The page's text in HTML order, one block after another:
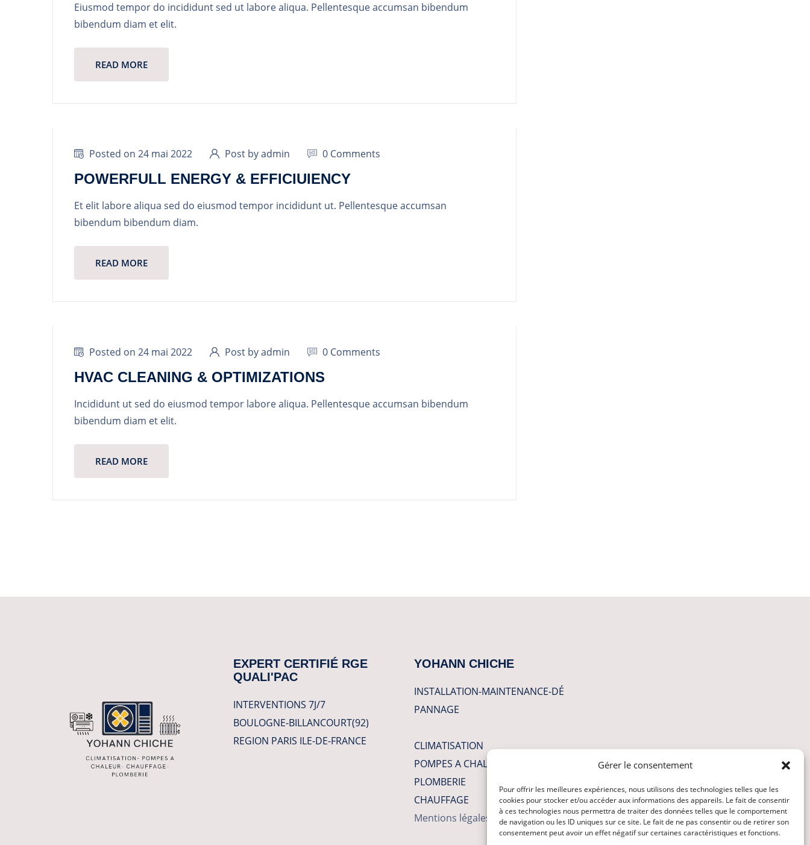
Gérer le consentement
Pour offrir les meilleures expériences, nous utilisons des technologies telles que les
cookies pour stocker et/ou accéder aux informations des appareils. Le fait de consentir
à ces technologies nous permettra de traiter des données telles que le comportement
de navigation ou les ID uniques sur ce site. Le fait de ne pas consentir ou de retirer son
consentement peut avoir un effet négatif sur certaines caractéristiques et fonctions.
Eiusmod tempor do incididunt sed ut labore aliqua. Pellentesque accumsan bibendum
bibendum diam et elit.
READ MORE
Posted on 24 mai 2022 Post by admin 0 Comments
POWERFULL ENERGY & EFFICIUIENCY
Et elit labore aliqua sed do eiusmod tempor incididunt ut. Pellentesque accumsan
bibendum bibendum diam.
READ MORE
Posted on 24 mai 2022 Post by admin 0 Comments
HVAC CLEANING & OPTIMIZATIONS
Incididunt ut sed do eiusmod tempor labore aliqua. Pellentesque accumsan bibendum
bibendum diam et elit.
READ MORE
EXPERT CERTIFIÉ RGE
QUALI'PAC
INTERVENTIONS 7J/7
BOULOGNE-BILLANCOURT(92)
REGION PARIS ILE-DE-FRANCE
YOHANN CHICHE
INSTALLATION-MAINTENANCE-DÉ
PANNAGE
CLIMATISATION
POMPES A CHALEUR
PLOMBERIE
CHAUFFAGE
Mentions légales